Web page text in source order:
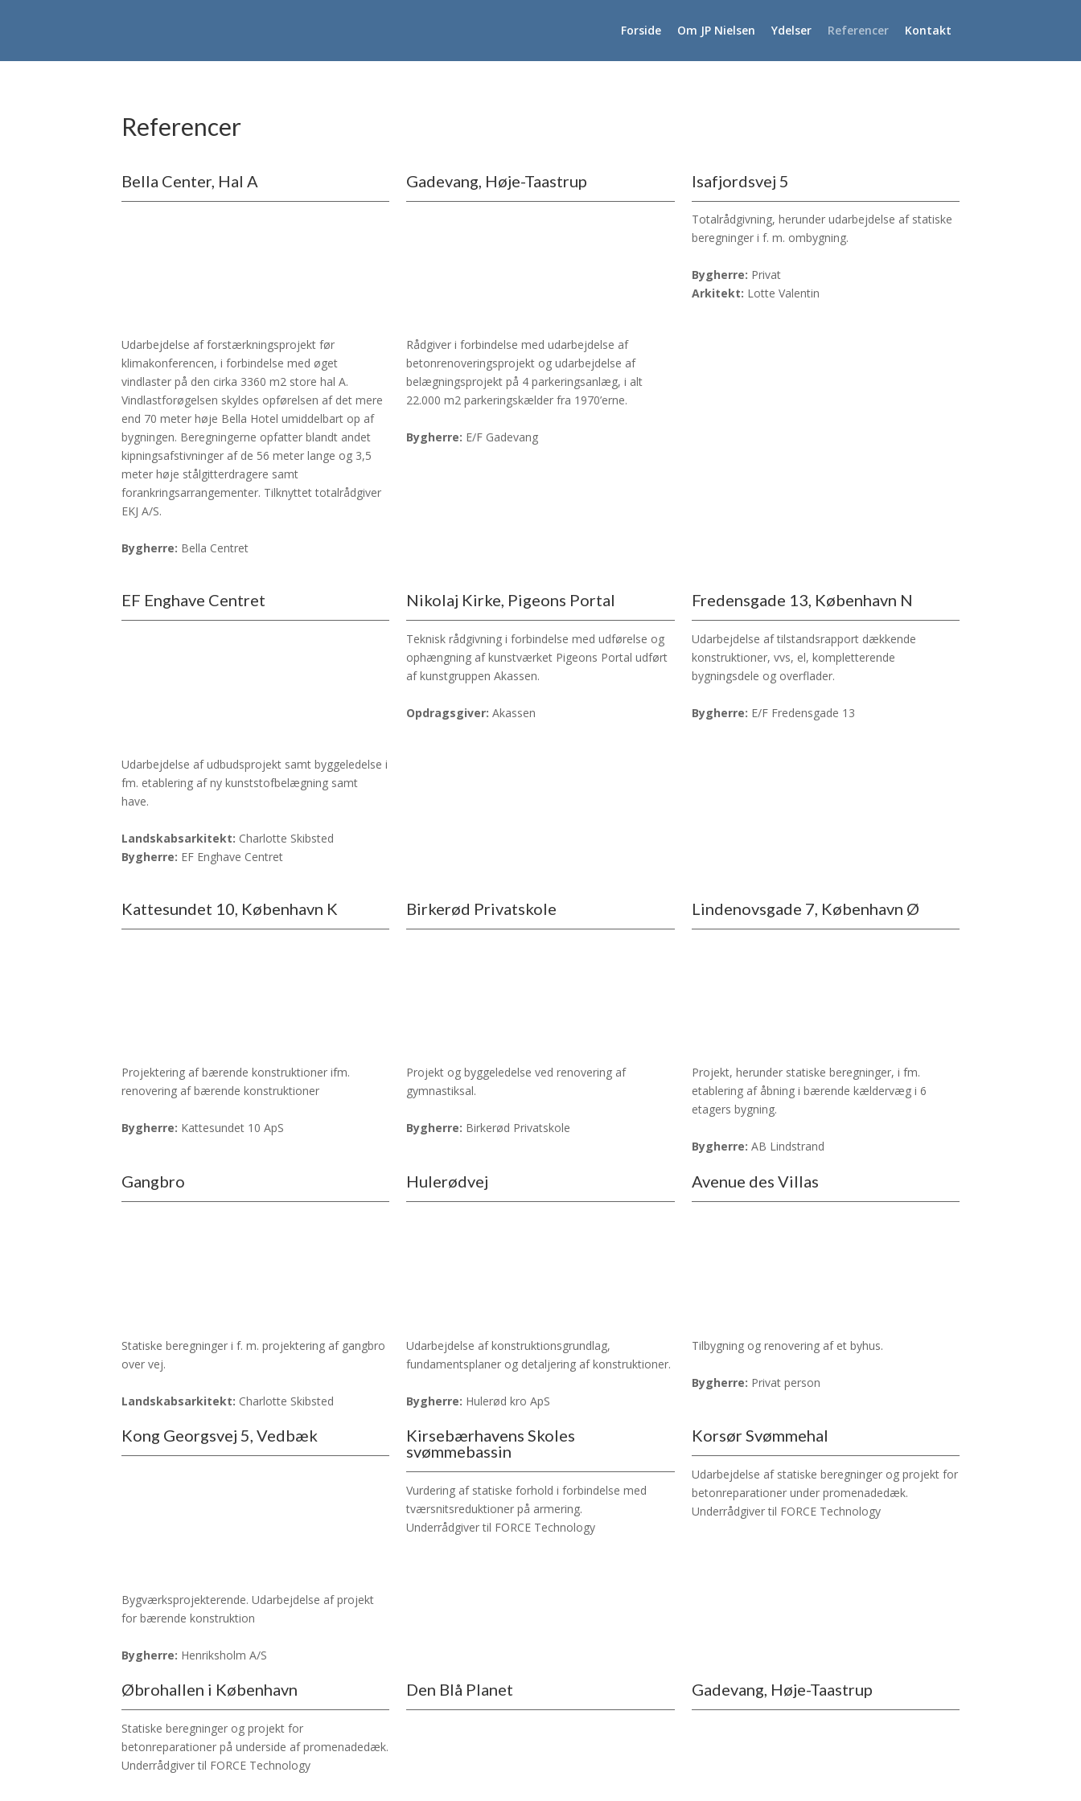
Forside Om JP Nielsen Ydelser Referencer Kontakt
Referencer
Bella Center, Hal A
Udarbejdelse af forstærkningsprojekt før
klimakonferencen, i forbindelse med øget
vindlaster på den cirka 3360 m2 store hal A.
Vindlastforøgelsen skyldes opførelsen af det mere
end 70 meter høje Bella Hotel umiddelbart op af
bygningen. Beregningerne opfatter blandt andet
kipningsafstivninger af de 56 meter lange og 3,5
meter høje stålgitterdragere samt
forankringsarrangementer. Tilknyttet totalrådgiver
EKJ A/S.
Bygherre: Bella Centret
Gadevang, Høje-Taastrup
Rådgiver i forbindelse med udarbejdelse af
betonrenoveringsprojekt og udarbejdelse af
belægningsprojekt på 4 parkeringsanlæg, i alt
22.000 m2 parkeringskælder fra 1970’erne.
Bygherre: E/F Gadevang
Isafjordsvej 5
Totalrådgivning, herunder udarbejdelse af statiske
beregninger i f. m. ombygning.
Bygherre: Privat
Arkitekt: Lotte Valentin
EF Enghave Centret
Udarbejdelse af udbudsprojekt samt byggeledelse i
fm. etablering af ny kunststofbelægning samt
have.
Landskabsarkitekt: Charlotte Skibsted
Bygherre: EF Enghave Centret
Nikolaj Kirke, Pigeons Portal
Teknisk rådgivning i forbindelse med udførelse og
ophængning af kunstværket Pigeons Portal udført
af kunstgruppen Akassen.
Opdragsgiver:Akassen
Fredensgade 13, København N
Udarbejdelse af tilstandsrapport dækkende
konstruktioner, vvs, el, kompletterende
bygningsdele og overflader.
Bygherre: E/F Fredensgade 13
Kattesundet 10, København K
Projektering af bærende konstruktioner ifm.
renovering af bærende konstruktioner
Bygherre: Kattesundet 10 ApS
Birkerød Privatskole
Projekt og byggeledelse ved renovering af
gymnastiksal.
Bygherre: Birkerød Privatskole
Lindenovsgade 7, København Ø
Projekt, herunder statiske beregninger, i fm.
etablering af åbning i bærende kældervæg i 6
etagers bygning.
Bygherre:AB Lindstrand
Gangbro
Statiske beregninger i f. m. projektering af gangbro
over vej.
Landskabsarkitekt: Charlotte Skibsted
Hulerødvej
Udarbejdelse af konstruktionsgrundlag,
fundamentsplaner og detaljering af konstruktioner.
Bygherre: Hulerød kro ApS
Avenue des Villas
Tilbygning og renovering af et byhus.
Bygherre: Privat person
Kong Georgsvej 5, Vedbæk
Bygværksprojekterende. Udarbejdelse af projekt
for bærende konstruktion
Bygherre: Henriksholm A/S
Kirsebærhavens Skoles
svømmebassin
Vurdering af statiske forhold i forbindelse med
tværsnitsreduktioner på armering.
Underrådgiver til FORCE Technology
Korsør Svømmehal
Udarbejdelse af statiske beregninger og projekt for
betonreparationer under promenadedæk.
Underrådgiver til FORCE Technology
Øbrohallen i København
Statiske beregninger og projekt for
betonreparationer på underside af promenadedæk.
Underrådgiver til FORCE Technology
Den Blå Planet Gadevang, Høje-Taastrup